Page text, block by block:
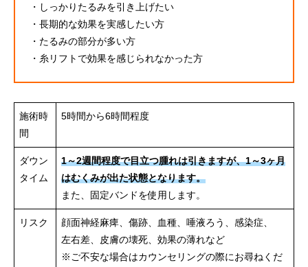
・しっかりたるみを引き上げたい
・長期的な効果を実感したい方
・たるみの部分が多い方
・糸リフトで効果を感じられなかった方
施術時
間
5時間から6時間程度
ダウン
タイム
1～2週間程度で目立つ腫れは引きますが、1～3ヶ月
はむくみが出た状態となります。
また、固定バンドを使用します。
リスク
顔面神経麻痺、傷跡、血種、唾液ろう、感染症、
左右差、皮膚の壊死、効果の薄れなど
※ご不安な場合はカウンセリングの際にお尋ねくだ